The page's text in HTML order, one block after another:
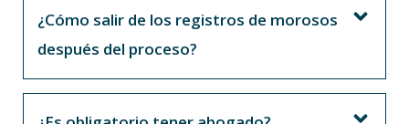
¿Cómo salir de los registros de morosos
después del proceso?